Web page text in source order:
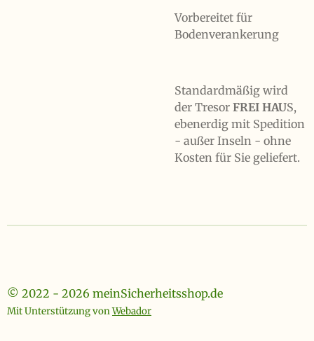
Vorbereitet für
Bodenverankerung
Standardmäßig wird
der Tresor FREI HAUS,
ebenerdig mit Spedition
- außer Inseln - ohne
Kosten für Sie geliefert.
© 2022 - 2026 meinSicherheitsshop.de
Mit Unterstützung vonWebador